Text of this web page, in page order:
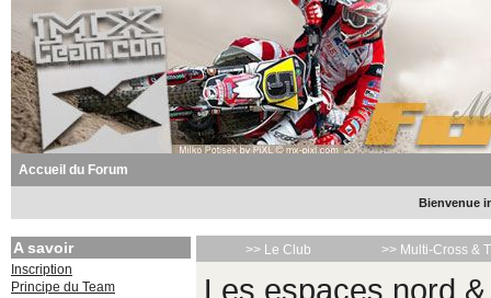
Accueil du Forum
Bienvenue
A savoir
Inscription
Principe du Team
>> Le Club >> Multi-Cross &
Les espaces nord